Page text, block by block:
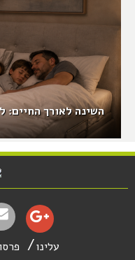
השינה לאורך החיים:
עלינו